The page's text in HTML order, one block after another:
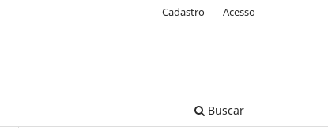
Buscar
Cadastro Acesso